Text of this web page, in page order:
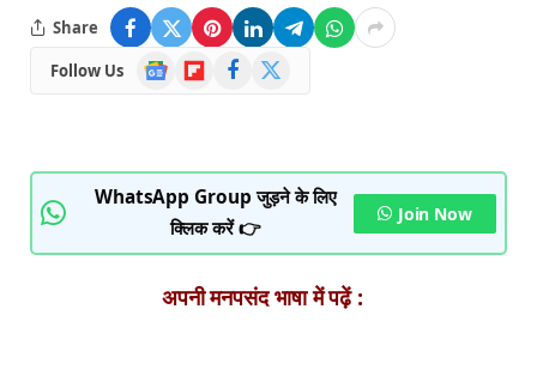
Share
Follow Us
Google
News
FlipboardFacebook
WhatsApp Group जुड़ने के लिए
क्लिक करें 👉
Join Now
अपनी मनपसंद भाषा में पढ़ें :